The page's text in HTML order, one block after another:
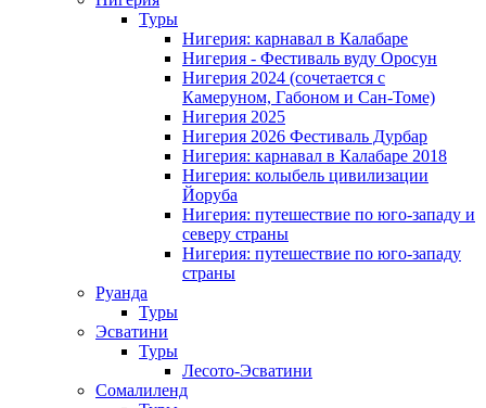
Туры
Нигерия: карнавал в Калабаре
Нигерия - Фестиваль вуду Оросун
Нигерия 2024 (сочетается с
Камеруном, Габоном и Сан-Томе)
Нигерия 2025
Нигерия 2026 Фестиваль Дурбар
Нигерия: карнавал в Калабаре 2018
Нигерия: колыбель цивилизации
Йоруба
Нигерия: путешествие по юго-западу и
северу страны
Нигерия: путешествие по юго-западу
страны
Руанда
Туры
Эсватини
Туры
Лесото-Эсватини
Сомалиленд